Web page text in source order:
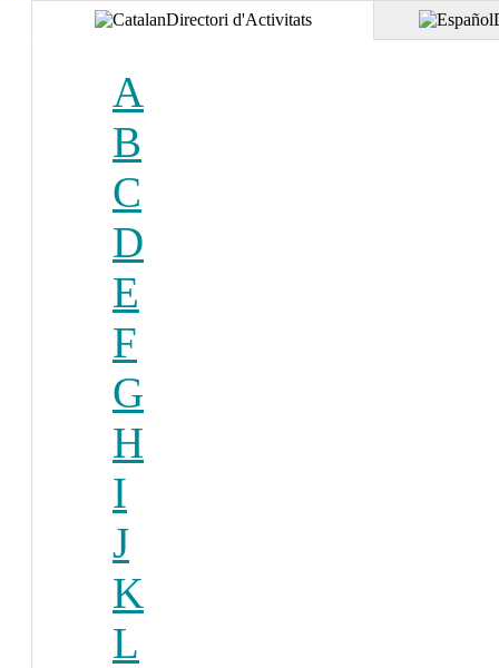
Directori d'Activitats
A
B
C
D
E
F
G
H
I
J
K
L